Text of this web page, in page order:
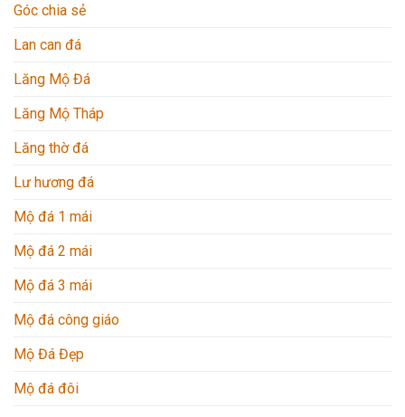
Góc chia sẻ
Lan can đá
Lăng Mộ Đá
Lăng Mộ Tháp
Lăng thờ đá
Lư hương đá
Mộ đá 1 mái
Mộ đá 2 mái
Mộ đá 3 mái
Mộ đá công giáo
Mộ Đá Đẹp
Mộ đá đôi